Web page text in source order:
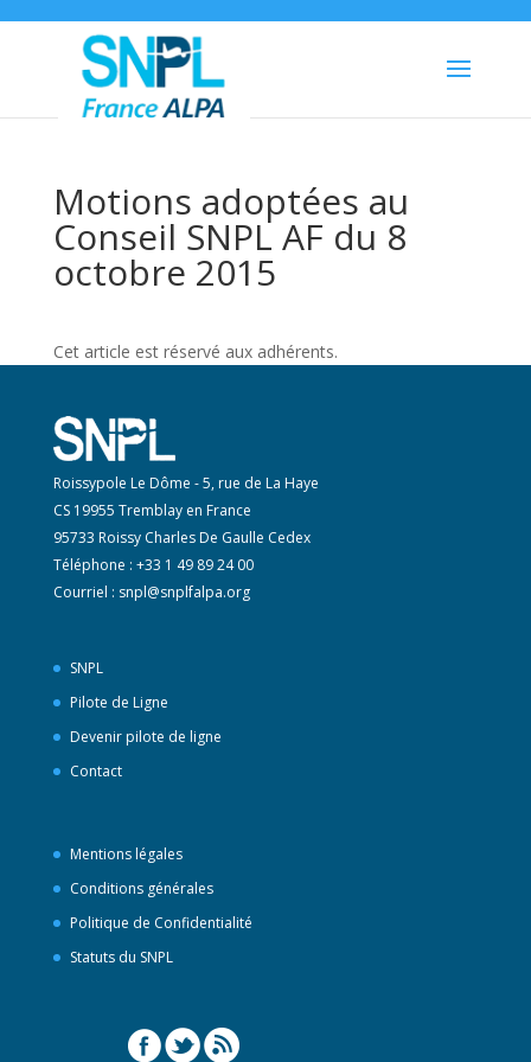
Motions adoptées au
Conseil SNPL AF du 8
octobre 2015
Cet article est réservé aux adhérents.
Roissypole Le Dôme - 5, rue de La Haye
CS 19955 Tremblay en France
95733 Roissy Charles De Gaulle Cedex
Téléphone : +33 1 49 89 24 00
Courriel : snpl@snplfalpa.org
SNPL
Pilote de Ligne
Devenir pilote de ligne
Contact
Mentions légales
Conditions générales
Politique de Confidentialité
Statuts du SNPL